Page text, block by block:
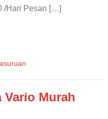
/Hari Pesan […]
Vario Murah